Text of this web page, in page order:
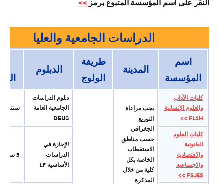
النقر على اسم المؤسسة المتبوع برمز >>
الدراسات الجامعية والعليا
اسم
المؤسسة
المدينة
طريقة
الولوج
الدبلوم
كليات الآداب
والعلوم الإنسانية
FLSH >>
یجب مراعاة
التوزیع
الجغرافي
حسب مناطق
الاستقطاب
الخاصة بكل
كلیة من خلال
المذكرة
دبلوم الدراسات
الجامعیة العامة
DEUG
سنتان
كليات العلوم
القانونية
والاقتصادية
والاجتماعية
FSJES >>
الإجازة في
الدراسات
الأساسية LF
3 سنوات